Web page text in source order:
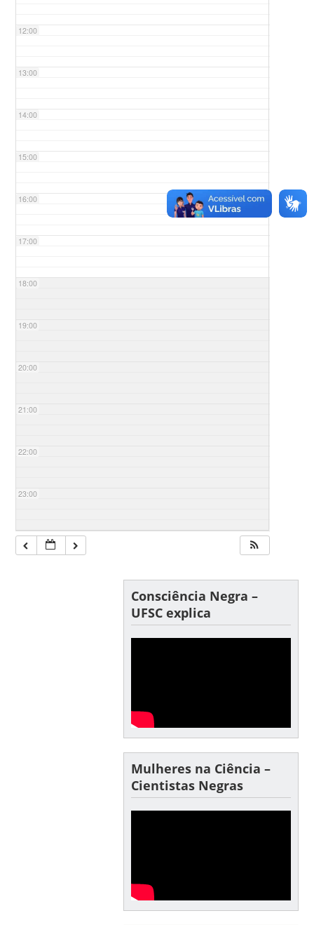
12:00
13:00
14:00
15:00
16:00
17:00
18:00
19:00
20:00
21:00
22:00
23:00
Consciência Negra –
UFSC explica
Mulheres na Ciência –
Cientistas Negras